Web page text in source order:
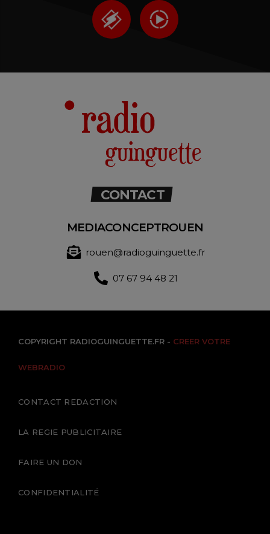
CONTACT
MEDIACONCEPTROUEN
rouen@radioguinguette.fr
07 67 94 48 21
COPYRIGHT RADIOGUINGUETTE.FR - CREER VOTRE
WEBRADIO
CONTACT REDACTION
LA REGIE PUBLICITAIRE
FAIRE UN DON
CONFIDENTIALITÉ